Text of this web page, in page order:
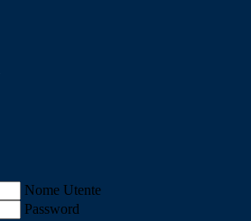
Nome Utente
Password